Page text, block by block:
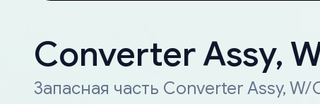
Converter Assy,
Запасная часть Converter Assy, W/